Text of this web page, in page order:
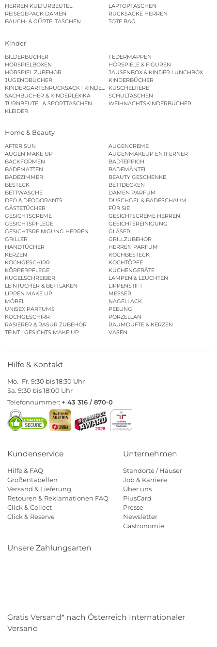
HERREN KULTURBEUTEL
LAPTOPTASCHEN
REISEGEPÄCK DAMEN
RUCKSÄCKE HERREN
BAUCH- & GÜRTELTASCHEN
TOTE BAG
Kinder
BILDERBÜCHER
FEDERMAPPEN
HÖRSPIELBOXEN
HÖRSPIELE & FIGUREN
HÖRSPIEL ZUBEHÖR
JAUSENBOX & KINDER LUNCHBOX
JUGENDBÜCHER
KINDERBÜCHER
KINDERGARTENRUCKSACK | KINDERGARTENBEUTEL
KUSCHELTIERE
SACHBÜCHER & KINDERLEXIKA
SCHULTASCHEN
TURNBEUTEL & SPORTTASCHEN
WEIHNACHTSKINDERBÜCHER
KLEIDER
Home & Beauty
AFTER SUN
AUGENCREME
AUGEN MAKE UP
AUGENMAKEUP ENTFERNER
BACKFORMEN
BADTEPPICH
BADEMATTEN
BADEMÄNTEL
BADEZIMMER
BEAUTY GESCHENKE
BESTECK
BETTDECKEN
BETTWÄSCHE
DAMEN PARFUM
DEO & DEODORANTS
DUSCHGEL & BADESCHAUM
GÄSTETÜCHER
FÜR SIE
GESICHTSCREME
GESICHTSCREME HERREN
GESICHTSPFLEGE
GESICHTSREINIGUNG
GESICHTSREINIGUNG HERREN
GLÄSER
GRILLER
GRILLZUBEHÖR
HANDTÜCHER
HERREN PARFUM
KERZEN
KOCHBESTECK
KOCHGESCHIRR
KOCHTÖPFE
KÖRPERPFLEGE
KÜCHENGERÄTE
KUGELSCHREIBER
LAMPEN & LEUCHTEN
LEINTÜCHER & BETTLAKEN
LIPPENSTIFT
LIPPEN MAKE UP
MESSER
MÖBEL
NAGELLACK
UNISEX PARFUMS
PEELING
KOCHGESCHIRR
PORZELLAN
RASIERER & RASUR ZUBEHÖR
RAUMDÜFTE & KERZEN
TEINT | GESICHTS MAKE UP
VASEN
Hilfe & Kontakt
Mo.–Fr. 9:30 bis 18:30 Uhr
Sa. 9:30 bis 18:00 Uhr
Telefonnummer: + 43 316 / 870-0
Kundenservice
Hilfe & FAQ
Größentabellen
Versand & Lieferung
Retouren & Reklamationen FAQ
Click & Collect
Click & Reserve
Unternehmen
Standorte / Häuser
Job & Karriere
Über uns
PlusCard
Presse
Newsletter
Gastronomie
Unsere Zahlungsarten
Gratis Versand* nach Österreich Internationaler
Versand